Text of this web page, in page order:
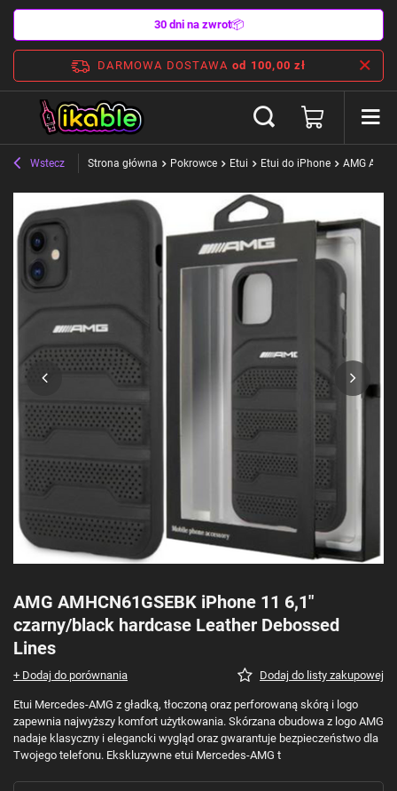
30 dni na zwrot📦
DARMOWA DOSTAWA od 100,00 zł
Wstecz Strona główna Pokrowce Etui Etui do iPhone AMG
AMG AMHCN61GSEBK iPhone 11 6,1"
czarny/black hardcase Leather Debossed
Lines
+ Dodaj do porównania Dodaj do listy zakupowej
Etui Mercedes-AMG z gładką, tłoczoną oraz perforowaną skórą i logo
zapewnia najwyższy komfort użytkowania. Skórzana obudowa z logo AMG
nadaje klasyczny i elegancki wygląd oraz gwarantuje bezpieczeństwo dla
Twojego telefonu. Ekskluzywne etui Mercedes-AMG t